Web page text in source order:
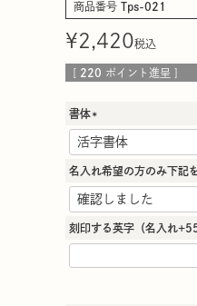
商品番号 Tps-021
¥2,420税込
220 ポイント進呈 ]
書体
(
必
須
)
名入れ希望の方のみ下記
刻印する英字（名入れ